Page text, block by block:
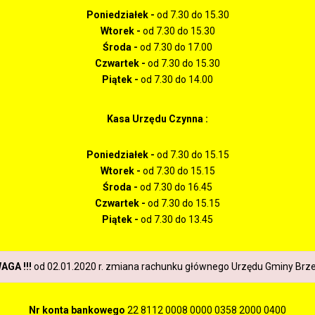
Poniedziałek - od 7.30 do 15.30
Wtorek - od 7.30 do 15.30
Środa - od 7.30 do 17.00
Czwartek - od 7.30 do 15.30
Piątek - od 7.30 do 14.00
Kasa Urzędu Czynna :
Poniedziałek - od 7.30 do 15.15
Wtorek - od 7.30 do 15.15
Środa - od 7.30 do 16.45
Czwartek - od 7.30 do 15.15
Piątek - od 7.30 do 13.45
!!! od 02.01.2020 r. zmiana rachunku głównego Urzędu Gminy
Nr konta bankowego 22 8112 0008 0000 0358 2000 0400